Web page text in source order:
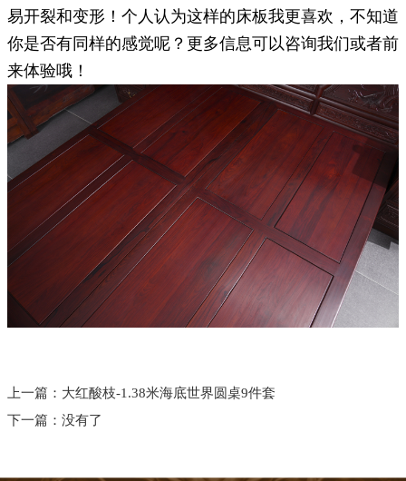
易开裂和变形！个人认为这样的床板我更喜欢，不知道
你是否有同样的感觉呢？更多信息可以咨询我们或者前
来体验哦！
上一篇： 大红酸枝-1.38米海底世界圆桌9件套
下一篇： 没有了